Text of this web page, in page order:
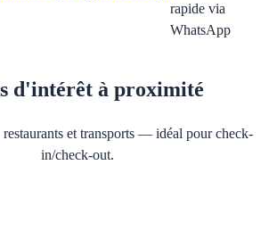
rapide via
WhatsApp
d'intérêt à proximité
restaurants et transports — idéal pour check-
in/check-out.